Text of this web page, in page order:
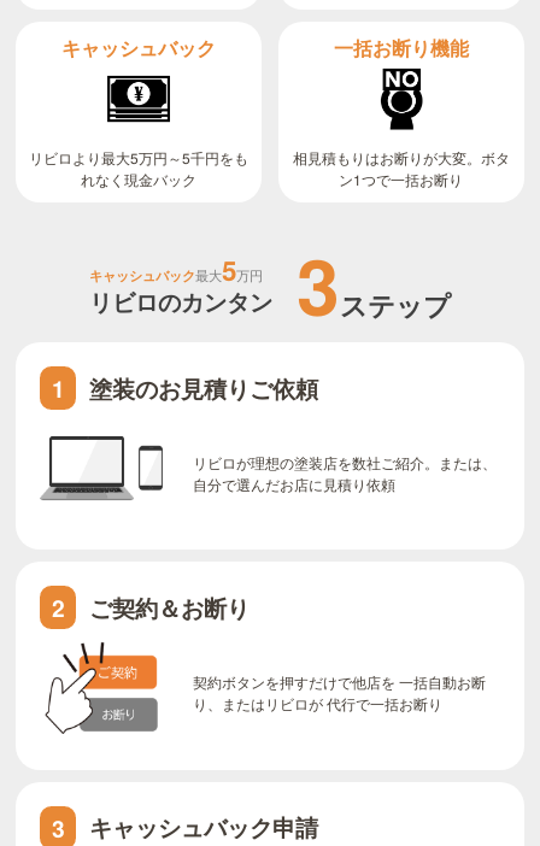
キャッシュバック
リビロより最大5万円～5千円をも
れなく現金バック
一括お断り機能
相見積もりはお断りが大変。ボタ
ン1つで一括お断り
キャッシュバック最大5万円
リビロのカンタン 3ステップ
1 塗装のお見積りご依頼
リビロが理想の塗装店を数社ご紹介。または、
自分で選んだお店に見積り依頼
2 ご契約＆お断り
契約ボタンを押すだけで他店を 一括自動お断
り、またはリビロが 代行で一括お断り
3 キャッシュバック申請